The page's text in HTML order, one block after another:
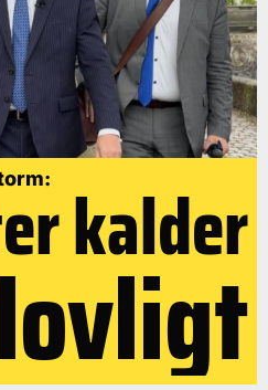
kalder